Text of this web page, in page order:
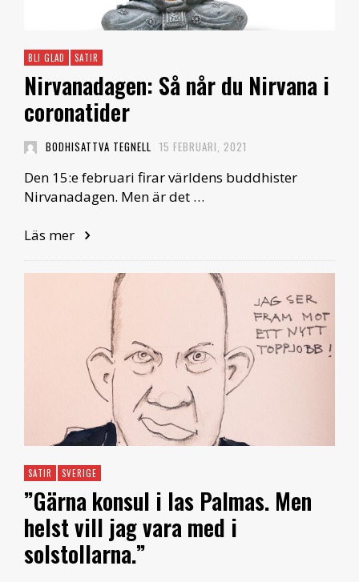
BLI GLAD SATIR
Nirvanadagen: Så når du Nirvana i
coronatider
BODHISATTVA TEGNELL 15 FEBRUARI, 2021
Den 15:e februari firar världens buddhister
Nirvanadagen. Men är det …
Läs mer
SATIR SVERIGE
”Gärna konsul i las Palmas. Men
helst vill jag vara med i
solstollarna.”